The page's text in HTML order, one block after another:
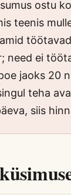
ostu
teenis
need ei
jaoks 20
teha
siis